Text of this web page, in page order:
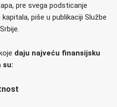
pre svega podsticanje
piše u publikaciji Službe
daju najveću finansijsku
su: